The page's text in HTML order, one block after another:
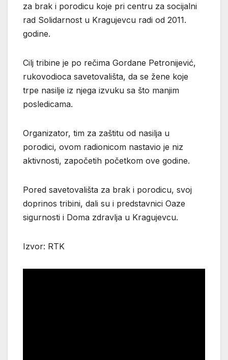
za brak i porodicu koje pri centru za socijalni
rad Solidarnost u Kragujevcu radi od 2011.
godine.
Cilj tribine je po rečima Gordane Petronijević,
rukovodioca savetovališta, da se žene koje
trpe nasilje iz njega izvuku sa što manjim
posledicama.
Organizator, tim za zaštitu od nasilja u
porodici, ovom radionicom nastavio je niz
aktivnosti, započetih početkom ove godine.
Pored savetovališta za brak i porodicu, svoj
doprinos tribini, dali su i predstavnici Oaze
sigurnosti i Doma zdravlja u Kragujevcu.
Izvor: RTK